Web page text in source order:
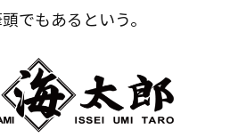
でもあるという。